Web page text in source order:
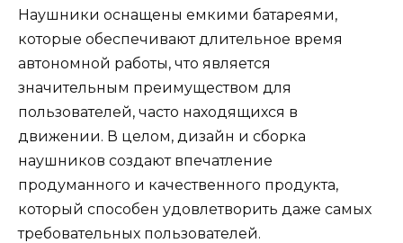
Наушники оснащены емкими батареями,
которые обеспечивают длительное время
автономной работы, что является
значительным преимуществом для
пользователей, часто находящихся в
движении. В целом, дизайн и сборка
наушников создают впечатление
продуманного и качественного продукта,
который способен удовлетворить даже самых
требовательных пользователей.